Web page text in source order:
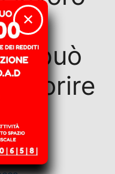
può
morire
✕